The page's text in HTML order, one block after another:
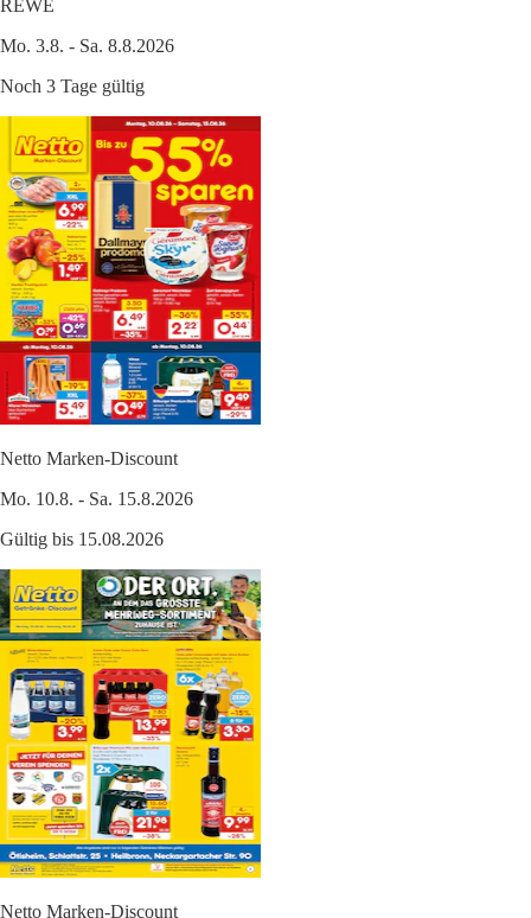
REWE
Mo. 3.8. - Sa. 8.8.2026
Noch 3 Tage gültig
Netto Marken-Discount
Mo. 10.8. - Sa. 15.8.2026
Gültig bis 15.08.2026
Netto Marken-Discount